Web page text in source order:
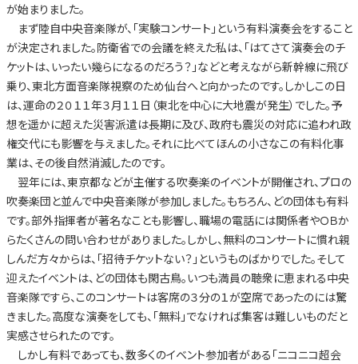
が始まりました。
まず陸自中央音楽隊が、「実験コンサート」という有料演奏会をすること
が決定されました。防衛省での会議を終えた私は、「はてさて演奏会のチ
ケットは、いったい幾らになるのだろう？」などと考えながら新幹線に飛び
乗り、東北方面音楽隊視察のため仙台へと向かったのです。しかしこの日
は、運命の２０１１年３月１１日（東北を中心に大地震が発生）でした。予
想を遥かに超えた災害派遣は長期に及び、政府も震災の対応に追われ政
権交代にも影響を与えました。それに比べてほんの小さなこの有料化事
業は、その後自然消滅したのです。
翌年には、東京都などが主催する吹奏楽のイベントが開催され、プロの
吹奏楽団と並んで中央音楽隊が参加しました。もちろん、どの団体も有料
です。部外指揮者が著名なことも影響し、職場の電話には関係者やＯＢか
らたくさんの問い合わせがありました。しかし、無料のコンサートに慣れ親
しんだ方々からは、「招待チケットない？」というものばかりでした。そして
迎えたイベントは、どの団体も閑古鳥。いつも満員の聴衆に恵まれる中央
音楽隊ですら、このコンサートは客席の３分の１が空席であったのには驚
きました。高度な演奏をしても、「無料」でなければ集客は難しいものだと
実感させられたのです。
しかし有料であっても、数多くのイベント参加者がある「ニコニコ超会